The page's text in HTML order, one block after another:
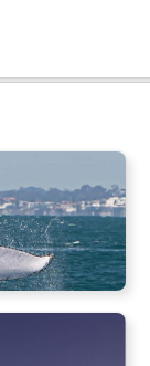
Western
PER09238
珀斯接送＋早